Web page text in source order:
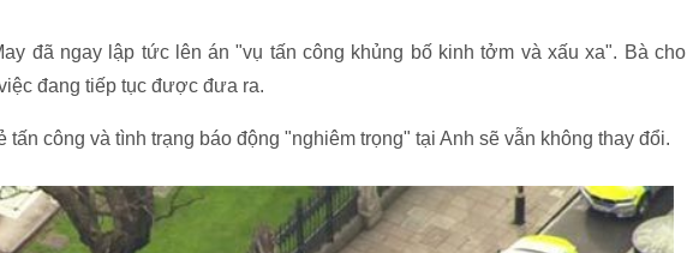
đã ngay lập tức lên án "vụ tấn công khủng bố kinh tởm và xấu xa". Bà cho
đang tiếp tục được đưa ra.
tấn công và tình trạng báo động "nghiêm trọng" tại Anh sẽ vẫn không thay đổi.